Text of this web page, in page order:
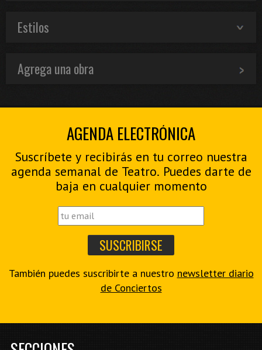
Estilos
Agrega una obra
AGENDA ELECTRÓNICA
Suscríbete y recibirás en tu correo nuestra
agenda semanal de Teatro. Puedes darte de
baja en cualquier momento
También puedes suscribirte a nuestro newsletter diario
de Conciertos